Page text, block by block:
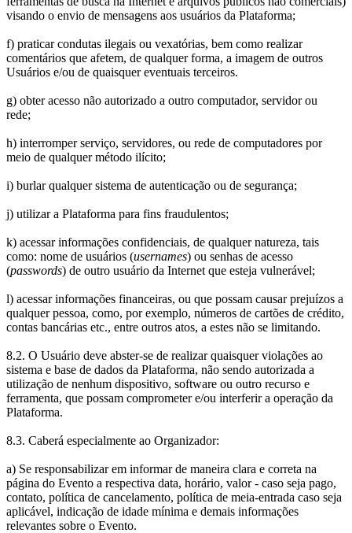
visando o envio de mensagens aos usuários da Plataforma;
f) praticar condutas ilegais ou vexatórias, bem como realizar
comentários que afetem, de qualquer forma, a imagem de outros
Usuários e/ou de quaisquer eventuais terceiros.
g) obter acesso não autorizado a outro computador, servidor ou
rede;
h) interromper serviço, servidores, ou rede de computadores por
meio de qualquer método ilícito;
i) burlar qualquer sistema de autenticação ou de segurança;
j) utilizar a Plataforma para fins fraudulentos;
k) acessar informações confidenciais, de qualquer natureza, tais
como: nome de usuários (usernames) ou senhas de acesso
(passwords) de outro usuário da Internet que esteja vulnerável;
l) acessar informações financeiras, ou que possam causar prejuízos a
qualquer pessoa, como, por exemplo, números de cartões de crédito,
contas bancárias etc., entre outros atos, a estes não se limitando.
8.2. O Usuário deve abster-se de realizar quaisquer violações ao
sistema e base de dados da Plataforma, não sendo autorizada a
utilização de nenhum dispositivo, software ou outro recurso e
ferramenta, que possam comprometer e/ou interferir a operação da
Plataforma.
8.3. Caberá especialmente ao Organizador:
a) Se responsabilizar em informar de maneira clara e correta na
página do Evento a respectiva data, horário, valor - caso seja pago,
contato, política de cancelamento, política de meia-entrada caso seja
aplicável, indicação de idade mínima e demais informações
relevantes sobre o Evento.